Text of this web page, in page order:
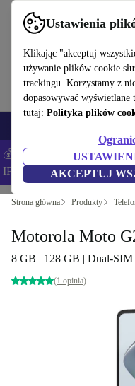
Ustawienia
Klikając "akceptuj
używanie plików cookie
trackingu. Korzystamy z
dopasowywać
tutaj: Polityka plików
AKCEPTUJ
Korzystaj z refurbed szybko i
💰Zaoszczędź
IPHONEDEAL –Regulamin
Strona główna Produkty
Motorola Moto
8 GB | 128 GB | Dual-SIM
(1 opinia)